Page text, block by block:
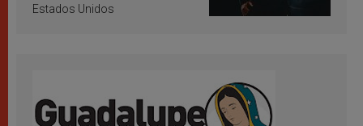
Estados Unidos